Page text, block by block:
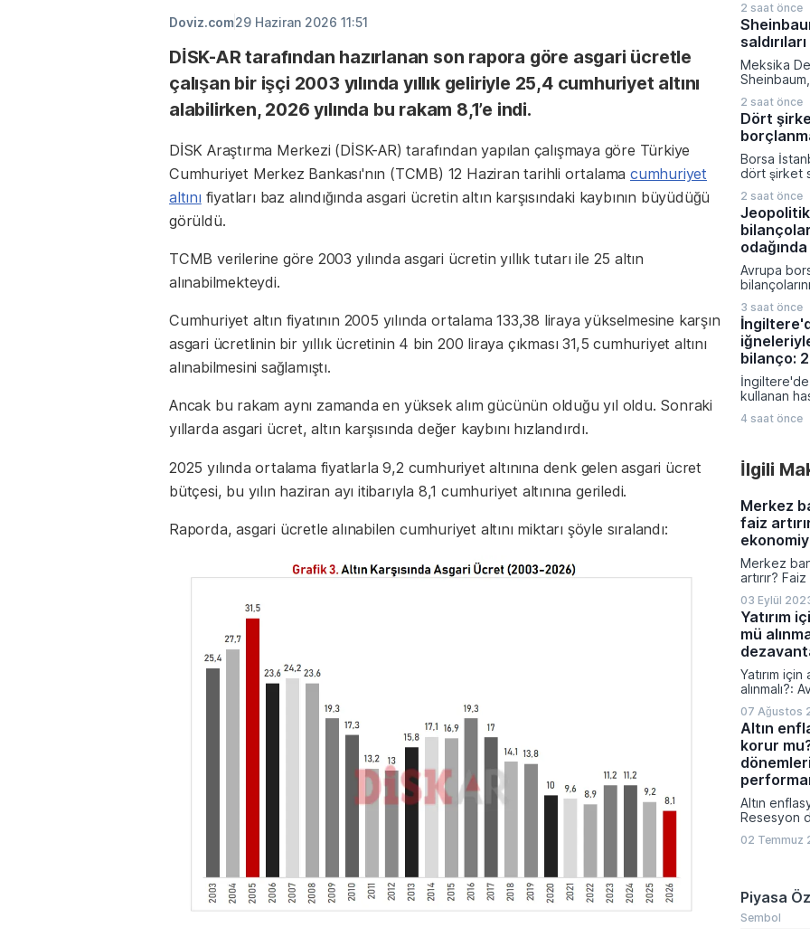
Doviz.com29 Haziran 2026 11:51
DİSK-AR tarafından hazırlanan son rapora göre asgari ücretle
çalışan bir işçi 2003 yılında yıllık geliriyle 25,4 cumhuriyet altını
alabilirken, 2026 yılında bu rakam 8,1’e indi.
DİSK Araştırma Merkezi (DİSK-AR) tarafından yapılan çalışmaya göre Türkiye
Cumhuriyet Merkez Bankası'nın (TCMB) 12 Haziran tarihli ortalama cumhuriyet
altını fiyatları baz alındığında asgari ücretin altın karşısındaki kaybının büyüdüğü
görüldü.
TCMB verilerine göre 2003 yılında asgari ücretin yıllık tutarı ile 25 altın
alınabilmekteydi.
Cumhuriyet altın fiyatının 2005 yılında ortalama 133,38 liraya yükselmesine karşın
asgari ücretlinin bir yıllık ücretinin 4 bin 200 liraya çıkması 31,5 cumhuriyet altını
alınabilmesini sağlamıştı.
Ancak bu rakam aynı zamanda en yüksek alım gücünün olduğu yıl oldu. Sonraki
yıllarda asgari ücret, altın karşısında değer kaybını hızlandırdı.
2025 yılında ortalama fiyatlarla 9,2 cumhuriyet altınına denk gelen asgari ücret
bütçesi, bu yılın haziran ayı itibarıyla 8,1 cumhuriyet altınına geriledi.
Raporda, asgari ücretle alınabilen cumhuriyet altını miktarı şöyle sıralandı:
azaltmak
eyaletinde
kurma
verilen bu
milyar dolar
sermaye
2 saat önce
Meksika
devam
toplumu
çağırdı.
Devleti'ni
yineleyen
sivil
ateşkes ve
uyulması
2 saat önce
Dört
Borsa
dört şirket
hedeflerine
Sermaye
yapılan
Ağustos
sermaye
ve
önemli
kapsıyor.
2 saat önce
odağında
Avrupa
bölge
veriler ve
Almanya'da
siparişleri
artış
verileri
3 saat önce
bilanço:
İngiltere'de
kullanan
sağlık
uzmanlar
konusunda
uyarılarını
4 saat önce
İlgili
Merkez
faiz
Merkez
artırır?
03 Eylül
Yatırım
mü
Yatırım için
alınmalı?:
07 Ağustos
Altın
korur
Altın
Resesyon
02 Temmuz
Piyasa
Sembol